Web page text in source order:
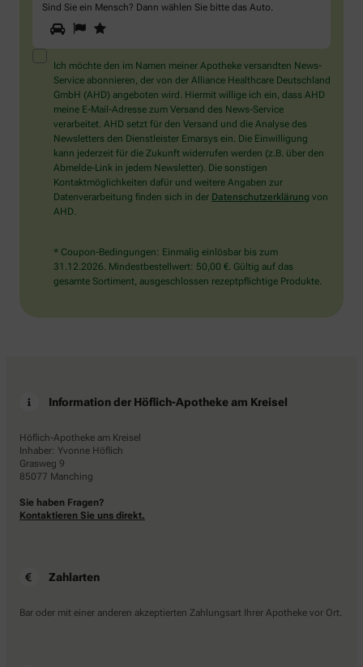
Sind Sie ein Mensch? Dann wählen Sie bitte das Auto.
Sind
Sie
ein
Mensch?
Dann
wählen
Sie
bitte
das
Auto.
1 2
Ich möchte den im Namen meiner Apotheke versandten News-
Service abonnieren, der von der Alliance Healthcare Deutschland
GmbH (AHD) angeboten wird. Hiermit willige ich ein, dass AHD
meine E-Mail-Adresse zum Versand des News-Service
verarbeitet. AHD setzt für den Versand und die Analyse des
Newsletters den Dienstleister Emarsys ein. Die Einwilligung
kann jederzeit für die Zukunft widerrufen werden (z.B. über den
Abmelde-Link in jedem Newsletter). Die sonstigen
Kontaktmöglichkeiten dafür und weitere Angaben zur
Datenverarbeitung finden sich in der Datenschutzerklärung von
AHD.
* Coupon-Bedingungen: Einmalig einlösbar bis zum
31.12.2026. Mindestbestellwert: 50,00 €. Gültig auf das
gesamte Sortiment, ausgeschlossen rezeptpflichtige Produkte.
Information der Höflich-Apotheke am Kreisel
Höflich-Apotheke am Kreisel
Inhaber: Yvonne Höflich
Grasweg 9
85077 Manching
Sie haben Fragen?
Kontaktieren Sie uns direkt.
Zahlarten
Bar oder mit einer anderen akzeptierten Zahlungsart Ihrer Apotheke vor Ort.